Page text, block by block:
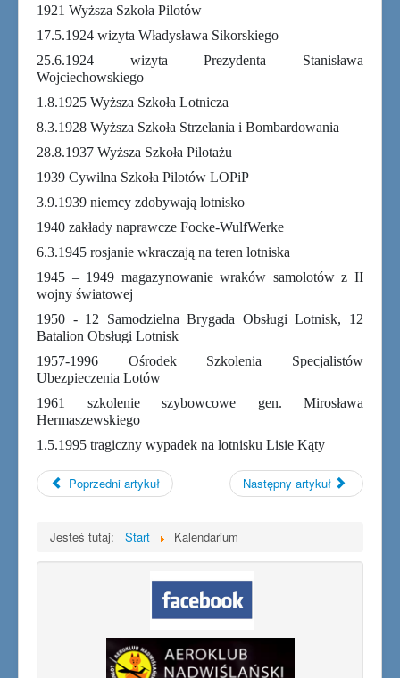
1921 Wyższa Szkoła Pilotów
17.5.1924 wizyta Władysława Sikorskiego
25.6.1924 wizyta Prezydenta Stanisława
Wojciechowskiego
1.8.1925 Wyższa Szkoła Lotnicza
8.3.1928 Wyższa Szkoła Strzelania i Bombardowania
28.8.1937 Wyższa Szkoła Pilotażu
1939 Cywilna Szkoła Pilotów LOPiP
3.9.1939 niemcy zdobywają lotnisko
1940 zakłady naprawcze Focke-WulfWerke
6.3.1945 rosjanie wkraczają na teren lotniska
1945 – 1949 magazynowanie wraków samolotów z II
wojny światowej
1950 - 12 Samodzielna Brygada Obsługi Lotnisk, 12
Batalion Obsługi Lotnisk
1957-1996 Ośrodek Szkolenia Specjalistów
Ubezpieczenia Lotów
1961 szkolenie szybowcowe gen. Mirosława
Hermaszewskiego
1.5.1995 tragiczny wypadek na lotnisku Lisie Kąty
Poprzedni artykuł Następny artykuł
Jesteś tutaj: Start Kalendarium